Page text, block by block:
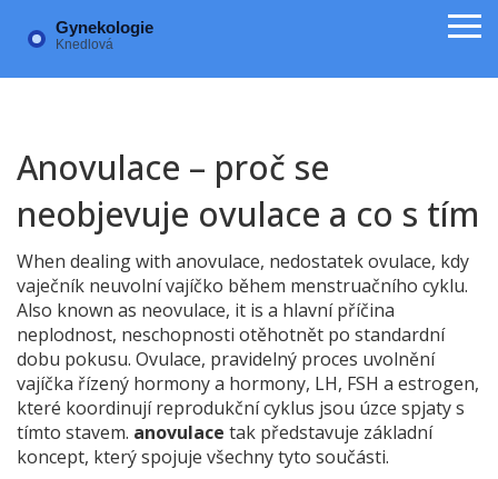
Anovulace – proč se
neobjevuje ovulace a co s tím
When dealing with anovulace, nedostatek ovulace, kdy
vaječník neuvolní vajíčko během menstruačního cyklu.
Also known as neovulace, it is a hlavní příčina
neplodnost, neschopnosti otěhotnět po standardní
dobu pokusu. Ovulace, pravidelný proces uvolnění
vajíčka řízený hormonya hormony, LH, FSH a estrogen,
které koordinují reprodukční cyklus jsou úzce spjaty s
tímto stavem. anovulace tak představuje základní
koncept, který spojuje všechny tyto součásti.